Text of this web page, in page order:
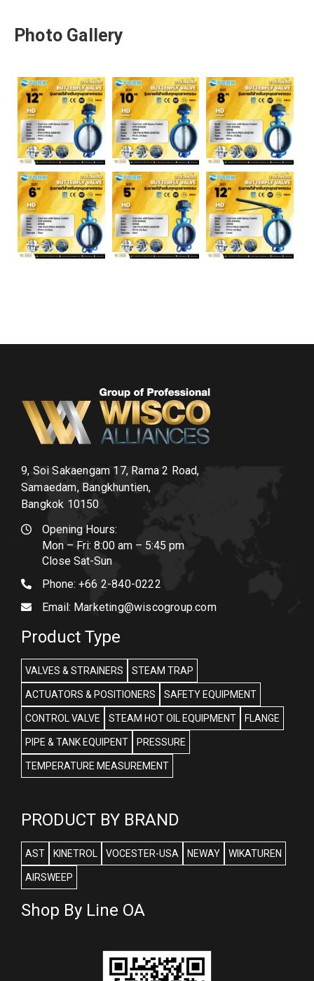
Photo Gallery
9, Soi Sakaengam 17, Rama 2 Road,
Samaedam, Bangkhuntien,
Bangkok 10150
Opening Hours:
Mon – Fri: 8:00 am – 5:45 pm
Close Sat-Sun
Phone: +66 2-840-0222
Email: Marketing@wiscogroup.com
Product Type
VALVES & STRAINERS STEAM TRAP
ACTUATORS & POSITIONERS SAFETY EQUIPMENT
CONTROL VALVE STEAM HOT OIL EQUIPMENT FLANGE
PIPE & TANK EQUIPENT PRESSURE
TEMPERATURE MEASUREMENT
PRODUCT BY BRAND
AST KINETROL VOCESTER-USA NEWAY WIKATUREN
AIRSWEEP
Shop By Line OA